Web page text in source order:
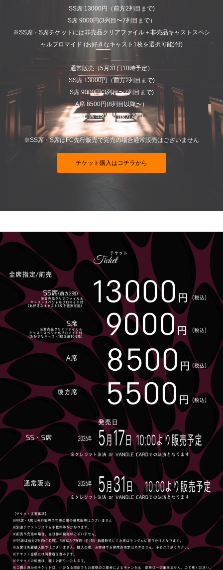
SS席 13000円（前方2列目まで)
S席 9000円(3列目〜7列目まで）
※SS席・S席チケットには非売品クリアファイル＋非売品キャストスペシ
ャルブロマイド (お好きなキャスト1枚を選択可能)付)
通常販売（5月31日10時予定）
SS席 13000円（前方2列目まで)
S席 9000円(3列目〜7列目まで)
A席 8500円(8列目以降〜）
後方席 5500円 (後方2列）
※SS席・S席はFC先行販売で完売の場合通常販売はございません
チケット購入はコチラから